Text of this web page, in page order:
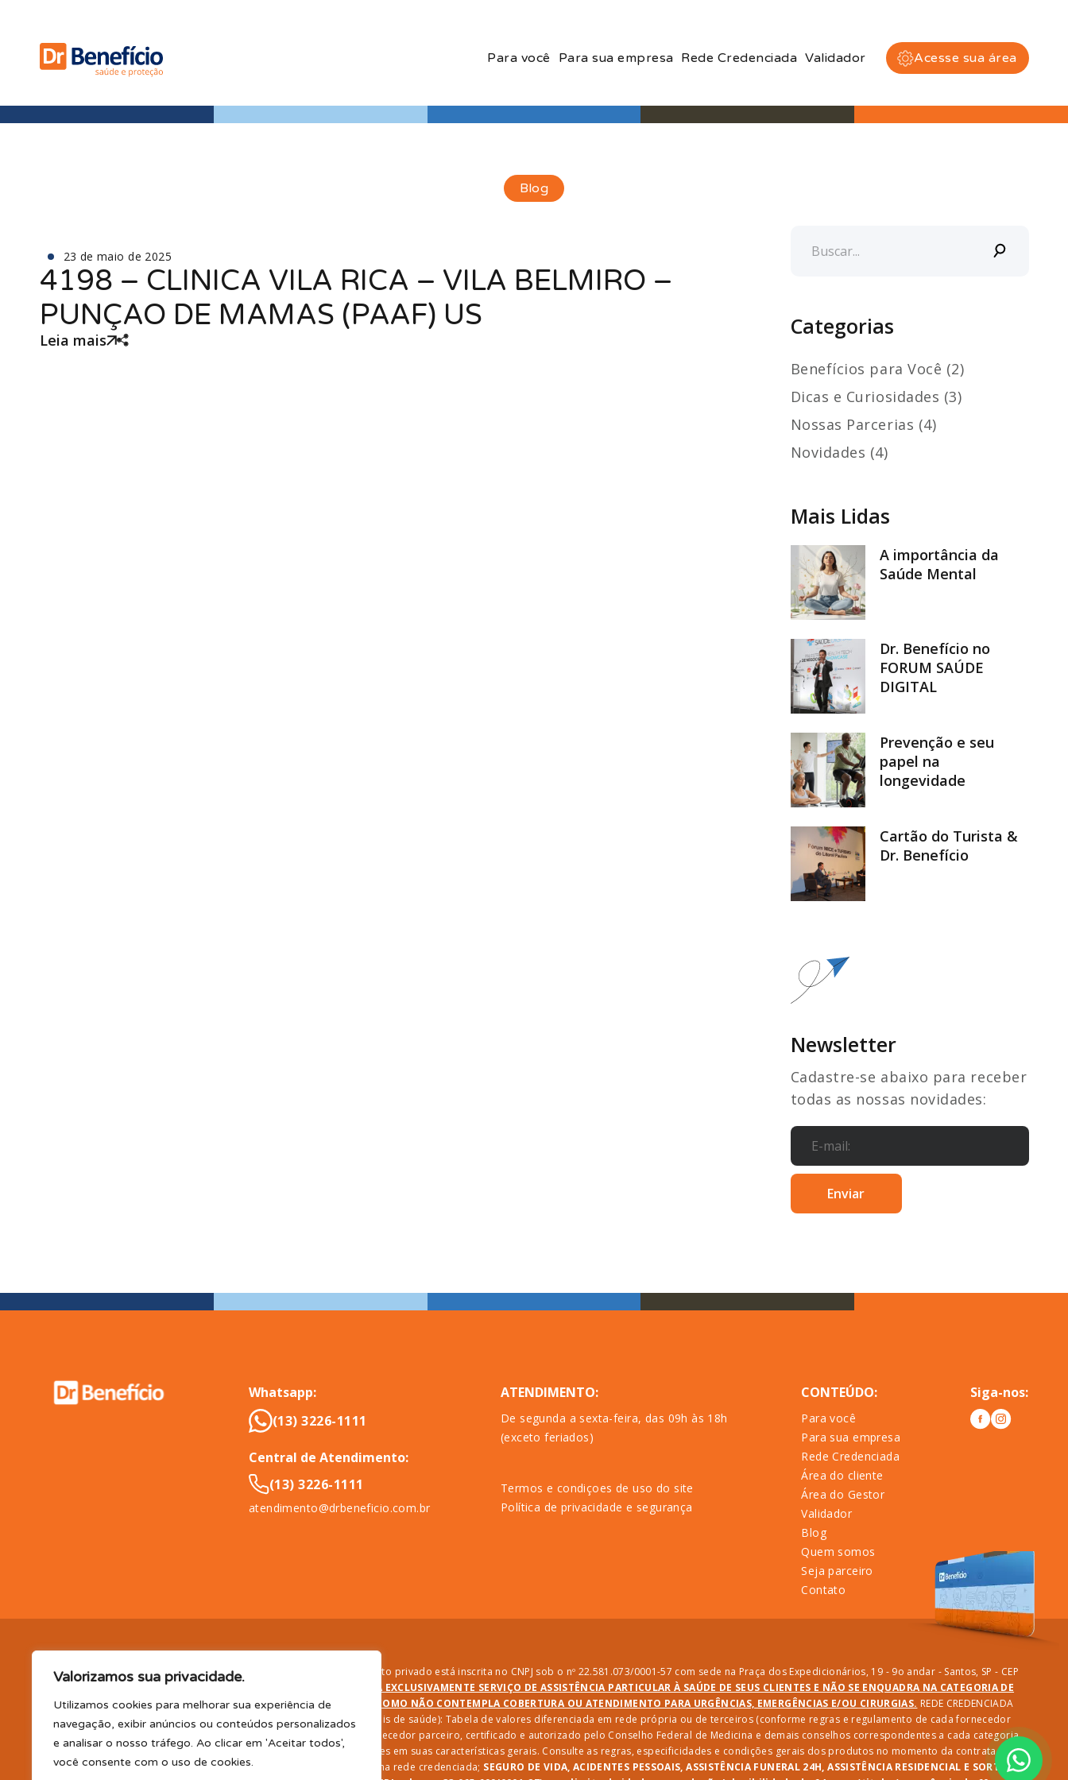
Valorizamos sua privacidade.
Utilizamos cookies para melhorar sua experiência de
navegação, exibir anúncios ou conteúdos personalizados
e analisar o nosso tráfego. Ao clicar em 'Aceitar todos',
você consente com o uso de cookies.
Para você Para sua empresa Rede Credenciada Validador Acesse sua área
Blog
23 de maio de 2025
4198 – CLINICA VILA RICA – VILA BELMIRO –
PUNÇAO DE MAMAS (PAAF) US
Leia mais
Categorias
Benefícios para Você (2)
Dicas e Curiosidades (3)
Nossas Parcerias (4)
Novidades (4)
Mais Lidas
A importância da
Saúde Mental
Dr. Benefício no
FORUM SAÚDE
DIGITAL
Prevenção e seu
papel na
longevidade
Cartão do Turista &
Dr. Benefício
Newsletter
Cadastre-se abaixo para receber
todas as nossas novidades:
Whatsapp:
(13) 3226-1111
Central de Atendimento:
(13) 3226-1111
atendimento@drbeneficio.com.br
ATENDIMENTO:
De segunda a sexta-feira, das 09h às 18h
(exceto feriados)
Termos e condiçoes de uso do site
Política de privacidade e segurança
CONTEÚDO:
Para você
Para sua empresa
Rede Credenciada
Área do cliente
Área do Gestor
Validador
Blog
Quem somos
Seja parceiro
Contato
Siga-nos:
DR. BENEFÍCIO (InCompany Benefícios LTDA.), pessoa jurídica de direito privado está inscrita no CNPJ sob o nº 22.581.073/0001-57 com sede na Praça dos Expedicionários, 19 - 9o andar - Santos, SP - CEP
EM BENEFÍCIOS PARA SAÚDE, A DR. BENEFÍCIO PRESTA EXCLUSIVAMENTE SERVIÇO DE ASSISTÊNCIA PARTICULAR À SAÚDE DE SEUS CLIENTES E NÃO SE ENQUADRA NA CATEGORIA DE
PLANO DE SAÚDE E/OU ODONTOLÓGICO SUPLEMENTAR, ASSIM COMO NÃO CONTEMPLA COBERTURA OU ATENDIMENTO PARA URGÊNCIAS, EMERGÊNCIAS E/OU CIRURGIAS. REDE CREDENCIADA
(consultas, exames, tratamentos e demais serviços e/ou profissionais de saúde): Tabela de valores diferenciada em rede própria ou de terceiros (conforme regras e regulamento de cada fornecedor
parceiro); TELEMEDICINA e TELECONSULTA: Serviço realizado por fornecedor parceiro, certificado e autorizado pelo Conselho Federal de Medicina e demais conselhos correspondentes a cada categoria
profissional disponibilizada. Os planos oferecidos possuem variações em suas características gerais. Consulte as regras, especificidades e condições gerais dos produtos no momento da contratação.
CLUBE DR. BENEFÍCIO e FARMÁCIA: Desconto em produtos e serviços na rede credenciada; SEGURO DE VIDA, ACIDENTES PESSOAIS, ASSISTÊNCIA FUNERAL 24H, ASSISTÊNCIA RESIDENCIAL E SORTEIO: